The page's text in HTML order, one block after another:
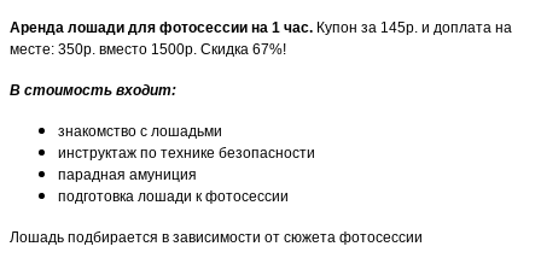
Аренда лошади для фотосессии на 1 час. Купон за 145р. и доплата на
месте: 350р. вместо 1500р. Скидка 67%!
В стоимость входит:
знакомство с лошадьми
инструктаж по технике безопасности
парадная амуниция
подготовка лошади к фотосессии
Лошадь подбирается в зависимости от сюжета фотосессии